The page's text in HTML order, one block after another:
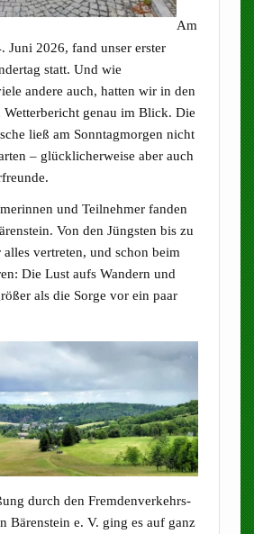
Am
Juni 2026, fand unser erster
statt. Und wie
andere auch, hatten wir in den
Wetterbericht genau im Blick. Die
ließ am Sonntagmorgen nicht
– glücklicherweise aber auch
und Teilnehmer fanden
Von den Jüngsten bis zu
vertreten, und schon beim
Die Lust aufs Wandern und
als die Sorge vor ein paar
durch den Fremdenverkehrs-
Bärenstein e. V. ging es auf ganz